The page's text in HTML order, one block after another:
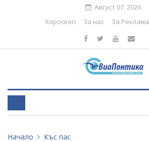
Август 07, 2026
Хороскоп
За нас За Реклама
Начало Къс пас